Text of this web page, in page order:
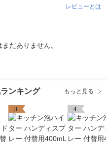
レビューとは
だありません。
ンキング もっと見る
3 4